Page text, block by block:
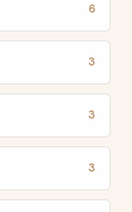
6
3
3
3